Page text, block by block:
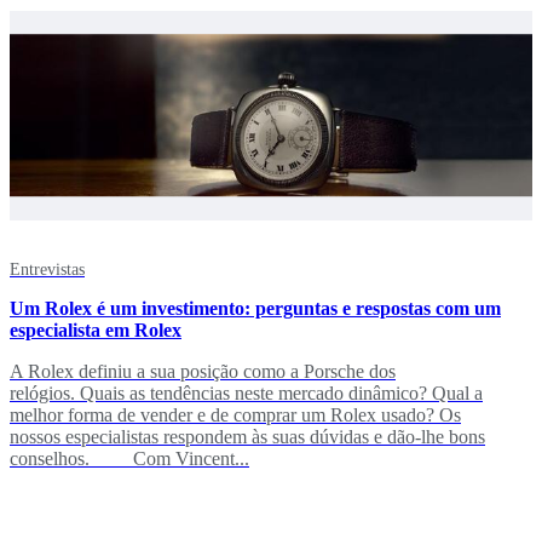
Entrevistas
Um Rolex é um investimento: perguntas e respostas com um
especialista em Rolex
A Rolex definiu a sua posição como a Porsche dos
relógios. Quais as tendências neste mercado dinâmico? Qual a
melhor forma de vender e de comprar um Rolex usado? Os
nossos especialistas respondem às suas dúvidas e dão-lhe bons
conselhos. Com Vincent...